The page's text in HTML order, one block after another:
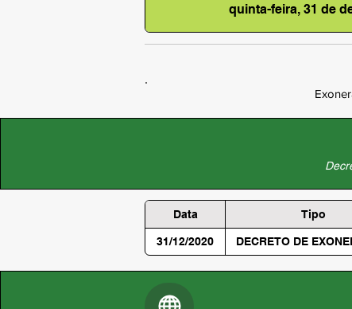
quinta-feira, 31 de
Data Tipo
31/12/2020 DECRETO DE